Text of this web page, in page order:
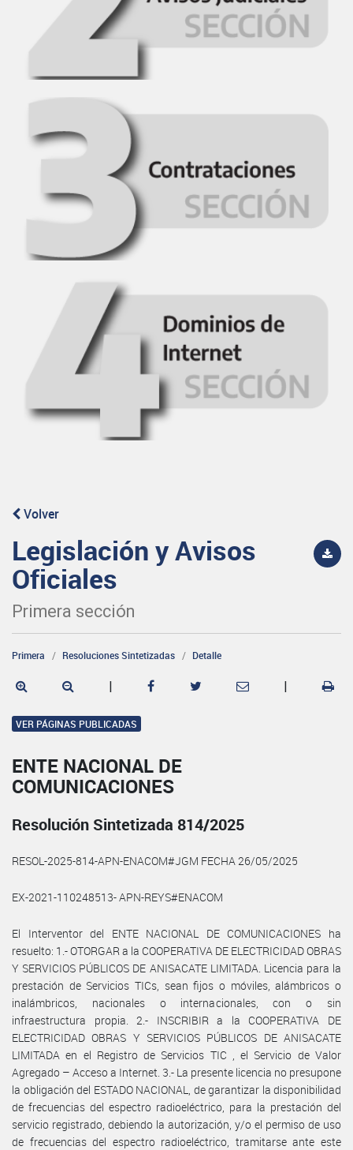
Volver
Legislación y Avisos
Oficiales
Primera sección
Primera Resoluciones Sintetizadas Detalle
| |
VER PÁGINAS PUBLICADAS
ENTE NACIONAL DE
COMUNICACIONES
Resolución Sintetizada 814/2025
RESOL-2025-814-APN-ENACOM#JGM FECHA 26/05/2025
EX-2021-110248513- APN-REYS#ENACOM
El Interventor del ENTE NACIONAL DE COMUNICACIONES ha
resuelto: 1.- OTORGAR a la COOPERATIVA DE ELECTRICIDAD OBRAS
Y SERVICIOS PÚBLICOS DE ANISACATE LIMITADA. Licencia para la
prestación de Servicios TICs, sean fijos o móviles, alámbricos o
inalámbricos, nacionales o internacionales, con o sin
infraestructura propia. 2.- INSCRIBIR a la COOPERATIVA DE
ELECTRICIDAD OBRAS Y SERVICIOS PÚBLICOS DE ANISACATE
LIMITADA en el Registro de Servicios TIC , el Servicio de Valor
Agregado – Acceso a Internet. 3.- La presente licencia no presupone
la obligación del ESTADO NACIONAL, de garantizar la disponibilidad
de frecuencias del espectro radioeléctrico, para la prestación del
servicio registrado, debiendo la autorización, y/o el permiso de uso
de frecuencias del espectro radioeléctrico, tramitarse ante este